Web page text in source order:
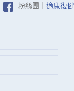
粉絲團｜適康復